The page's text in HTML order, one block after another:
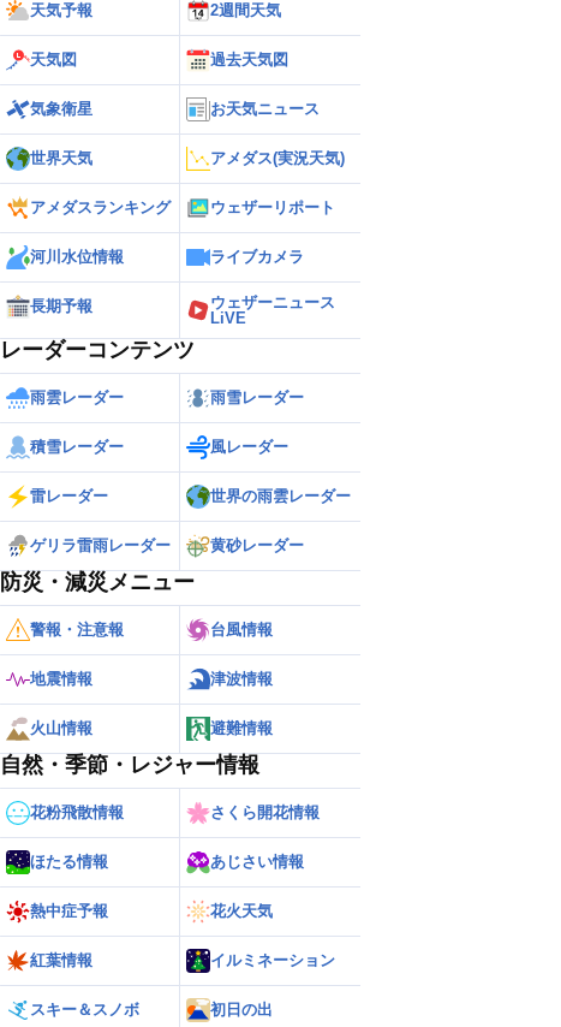
天気予報 2週間天気
天気図 過去天気図
気象衛星 お天気ニュース
世界天気 アメダス(実況天気)
アメダスランキング ウェザーリポート
河川水位情報 ライブカメラ
長期予報
ウェザーニュース
LiVE
レーダーコンテンツ
雨雲レーダー 雨雪レーダー
積雪レーダー 風レーダー
雷レーダー 世界の雨雲レーダー
ゲリラ雷雨レーダー 黄砂レーダー
防災・減災メニュー
警報・注意報 台風情報
地震情報 津波情報
火山情報 避難情報
自然・季節・レジャー情報
花粉飛散情報 さくら開花情報
ほたる情報 あじさい情報
熱中症予報 花火天気
紅葉情報 イルミネーション
スキー＆スノボ 初日の出